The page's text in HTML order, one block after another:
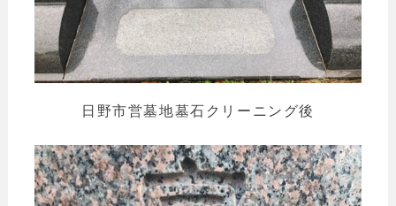
日野市営墓地墓石クリーニング後